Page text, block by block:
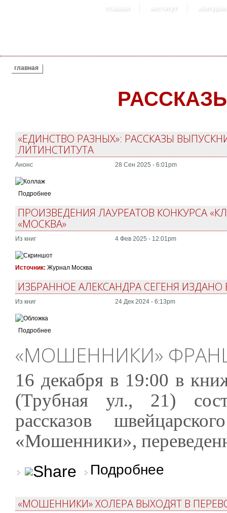
главная институт
ВЫ ЗДЕСЬ
главная
«ЕДИНСТВО РАЗНЫХ»: РАССКАЗЫ
ЛИТИНСТИТУТА
Анонс 28 Сен 2025 - 6:01pm
Подробнее
ПРОИЗВЕДЕНИЯ ЛАУРЕАТОВ КОНКУРСА
«МОСКВА»
Из книг 4 Фев 2025 - 12:01pm
Источник: Журнал Москва
ИЗБРАННОЕ АЛЕКСАНДРА СЕГЕНЯ ИЗДАНО
Из книг 24 Дек 2024 - 6:13pm
Подробнее
«МОШЕННИКИ»
16 декабря в 19:00 в
(Трубная ул., 21)
рассказов
«Мошенники»,
Подробнее
«МОШЕННИКИ» ХОЛЕРА ВЫХОДЯТ В